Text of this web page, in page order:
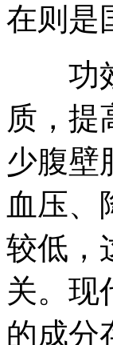
在则是
功效
质，提
少腹壁
血压、
较低，
关。现
的成分